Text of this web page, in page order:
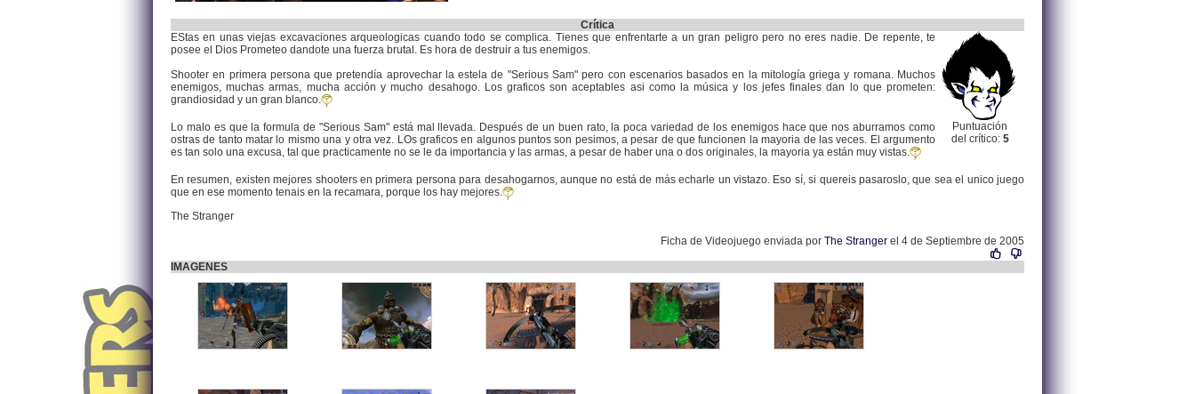
Crítica
Puntuación
del crítico: 5
EStas en unas viejas excavaciones arqueologicas cuando todo se complica. Tienes que enfrentarte a un gran peligro pero no eres nadie. De repente, te
posee el Dios Prometeo dandote una fuerza brutal. Es hora de destruir a tus enemigos.
Shooter en primera persona que pretendía aprovechar la estela de "Serious Sam" pero con escenarios basados en la mitología griega y romana. Muchos
enemigos, muchas armas, mucha acción y mucho desahogo. Los graficos son aceptables asi como la música y los jefes finales dan lo que prometen:
grandiosidad y un gran blanco.
Lo malo es que la formula de "Serious Sam" está mal llevada. Después de un buen rato, la poca variedad de los enemigos hace que nos aburramos como
ostras de tanto matar lo mismo una y otra vez. LOs graficos en algunos puntos son pesimos, a pesar de que funcionen la mayoria de las veces. El argumento
es tan solo una excusa, tal que practicamente no se le da importancia y las armas, a pesar de haber una o dos originales, la mayoria ya están muy vistas.
En resumen, existen mejores shooters en primera persona para desahogarnos, aunque no está de más echarle un vistazo. Eso sí, si quereis pasaroslo, que sea el unico juego
que en ese momento tenais en la recamara, porque los hay mejores.
The Stranger
Ficha de Videojuego enviada por The Stranger el 4 de Septiembre de 2005
IMAGENES